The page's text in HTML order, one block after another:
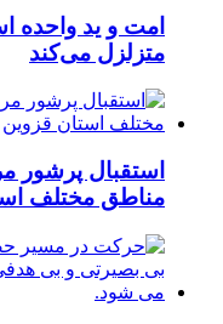
امت و ید واحده
متزلزل می‌کند
استقبال پرشور
مناطق مختلف